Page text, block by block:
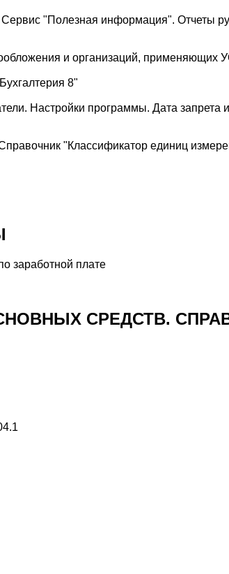
"Полезная информация". Отчеты
и организаций, применяющих
8"
Настройки программы. Дата запрета
"Классификатор единиц
заработной плате
СРЕДСТВ.